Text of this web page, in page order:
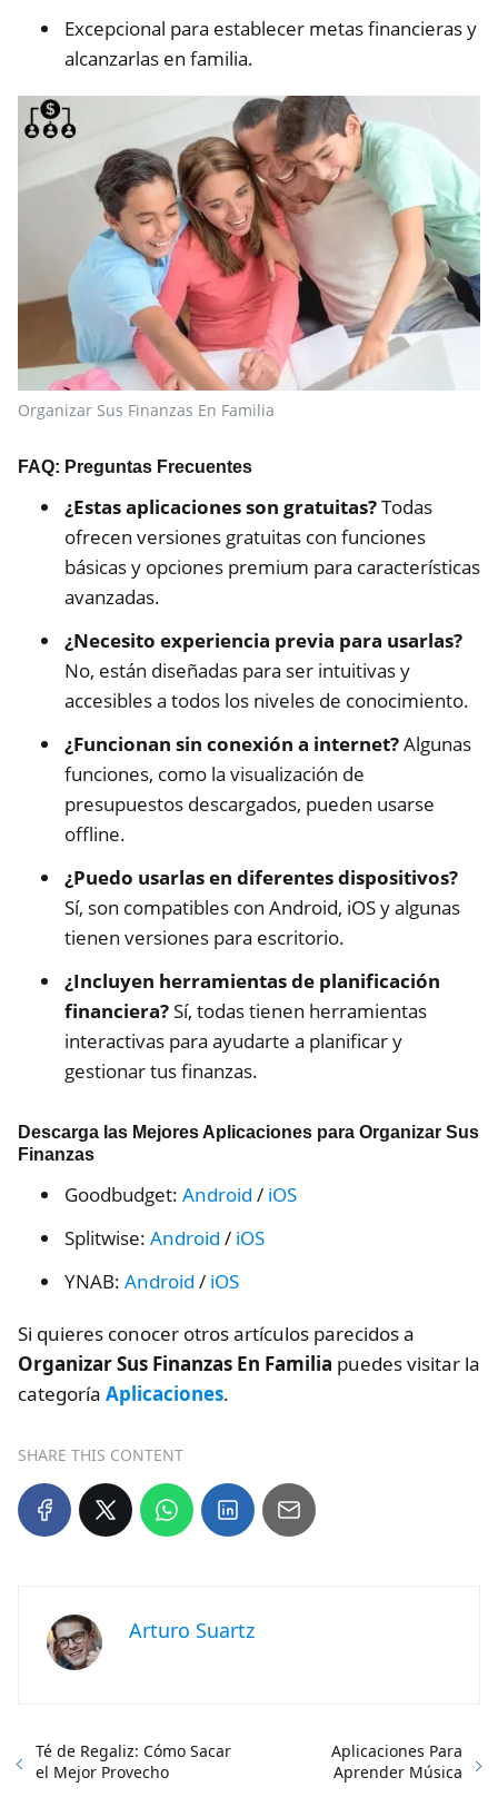
Excepcional para establecer metas financieras y
alcanzarlas en familia.
Organizar Sus Finanzas En Familia
FAQ: Preguntas Frecuentes
¿Estas aplicaciones son gratuitas?Todas
ofrecen versiones gratuitas con funciones
básicas y opciones premium para características
avanzadas.
¿Necesito experiencia previa para usarlas?
No, están diseñadas para ser intuitivas y
accesibles a todos los niveles de conocimiento.
¿Funcionan sin conexión a internet?Algunas
funciones, como la visualización de
presupuestos descargados, pueden usarse
offline.
¿Puedo usarlas en diferentes dispositivos?
Sí, son compatibles con Android, iOS y algunas
tienen versiones para escritorio.
¿Incluyen herramientas de planificación
financiera?Sí, todas tienen herramientas
interactivas para ayudarte a planificar y
gestionar tus finanzas.
Descarga las Mejores Aplicaciones para Organizar Sus
Finanzas
Goodbudget: Android / iOS
Splitwise: Android / iOS
YNAB: Android / iOS
Si quieres conocer otros artículos parecidos a
Organizar Sus Finanzas En Familia puedes visitar la
categoría Aplicaciones.
SHARE THIS CONTENT
Arturo Suartz
Té de Regaliz: Cómo Sacar
el Mejor Provecho
Aplicaciones Para
Aprender Música